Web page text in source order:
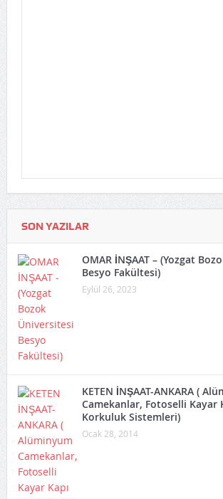
SON YAZILAR
OMAR İNŞAAT – (Yozgat
Besyo Fakültesi)
Eylül 26, 2023
KETEN İNŞAAT-ANKARA (
Camekanlar, Fotoselli Kayar
Korkuluk Sistemleri)
Ocak 28, 2014